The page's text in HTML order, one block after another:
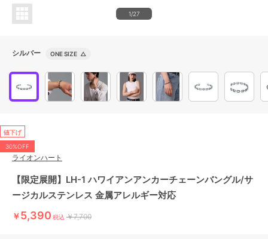
1/27
シルバー ONE SIZE △
値下げ
30%OFF
ライオンハート
【限定展開】LH-1 ハワイアンアンカーチェーンバングル/サ
ージカルステンレス 金属アレルギー対応
￥5,390 税込 ￥7,700